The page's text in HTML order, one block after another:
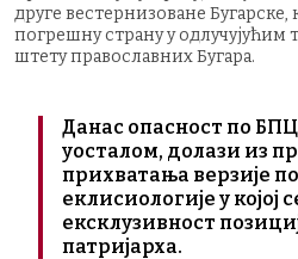
друге вестернизоване Бугарске,
погрешну страну у одлучујућим
штету православних Бугара.
Данас опасност по
уосталом, долази из
прихватања верзије
еклисиологије у
ексклузивност
патријарха.